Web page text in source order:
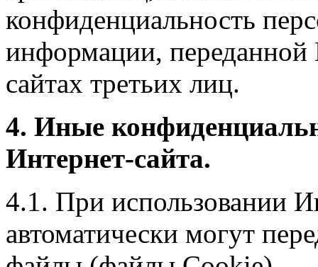
конфиденциальность
информации, переданной
сайтах третьих лиц.
4. Иные
Интернет-сайта.
4.1. При использовании
автоматически могут